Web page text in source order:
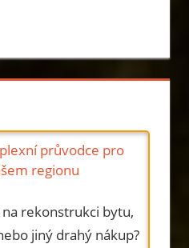
průvodce pro
regionu
rekonstrukci bytu,
jiný drahý nákup?